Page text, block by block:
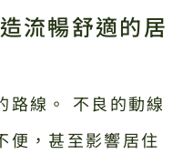
流暢舒適的居
路線。 不良的動線
便，甚至影響居住